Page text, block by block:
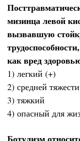
мизинца левой
вызвавшую
как вред
1) легкий (+)
2) средней тяжести
3) тяжкий
4) опасный для